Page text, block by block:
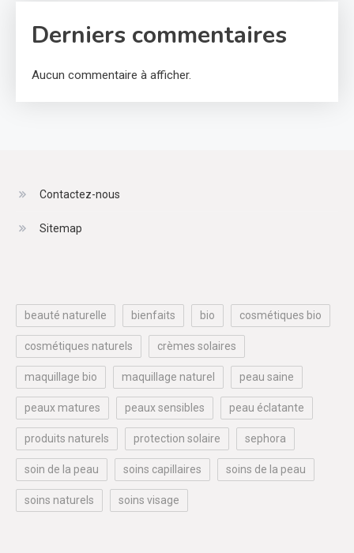
Derniers commentaires
Aucun commentaire à afficher.
Contactez-nous
Sitemap
beauté naturelle bienfaits bio cosmétiques bio
cosmétiques naturels crèmes solaires
maquillage bio maquillage naturel peau saine
peaux matures peaux sensibles peau éclatante
produits naturels protection solaire sephora
soin de la peau soins capillaires soins de la peau
soins naturels soins visage